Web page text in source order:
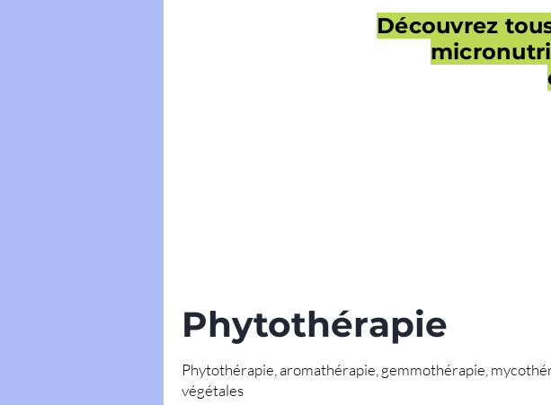
Phytothérapie
Phytothérapie, aromathérapie, gemmothérapie,
végétales
Découvrez